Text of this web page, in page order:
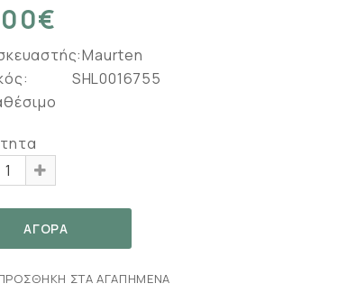
Maurten
SHL0016755
ΣΤΑ ΑΓΑΠΗΜΈΝΑ